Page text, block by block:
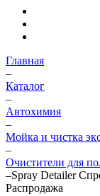
Главная
–
Каталог
–
Автохимия
–
Мойка и чистка
–
Очистители для
–Spray Detailer
Распродажа